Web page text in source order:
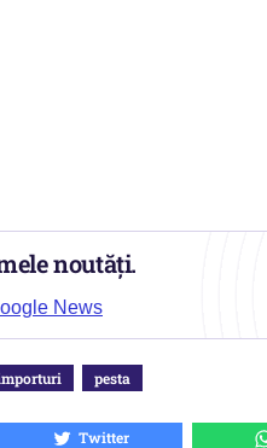
noutăți.
News
pesta
Twitter